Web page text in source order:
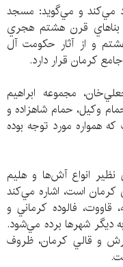
مي‌كند و مي‌گويد: مسجد
قرن هشتم هجري
و از آثار حكومت آل
كرمان قرار دارد.
مجموعه ابراهيم
وكيل، حمام شاهزاده و
همواره مورد توجه بوده
انواع آش‌ها و هليم
است، اشاره مي‌كند
قاووت، فالوده كرماني و
ديگر شهرها برده مي‌شود.
و قالي كرمان، ظروف